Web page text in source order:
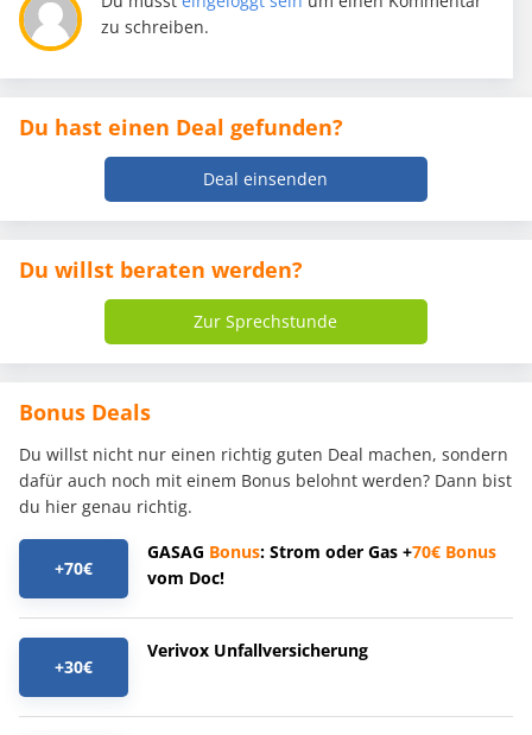
zu schreiben.
Du hast einen Deal gefunden?
Deal einsenden
Du willst beraten werden?
Zur Sprechstunde
Bonus Deals
Du willst nicht nur einen richtig guten Deal machen, sondern
dafür auch noch mit einem Bonus belohnt werden? Dann bist
du hier genau richtig.
+70€
GASAG Bonus: Strom oder Gas +70€ Bonus
vom Doc!
+30€
Verivox Unfallversicherung